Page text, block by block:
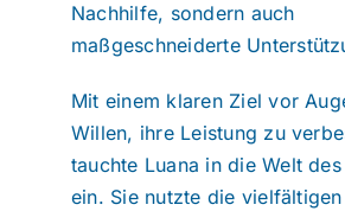
Nachhilfe, sondern auch
maßgeschneiderte
Mit einem klaren Ziel vor
Willen, ihre Leistung zu
tauchte Luana in die Welt
ein. Sie nutzte die vielfältigen